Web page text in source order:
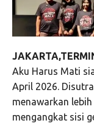
Aku Harus Mati
April 2026.
menawarkan
mengangkat sisi